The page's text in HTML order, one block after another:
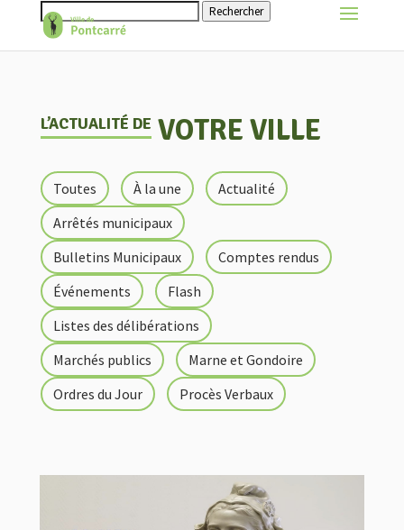
Rechercher
L’ACTUALITÉ DEVOTRE VILLE
Toutes À la une
Actualité
Arrêtés municipaux
Bulletins Municipaux
Comptes rendus
Événements
Flash
Listes des délibérations
Marchés publics
Marne et Gondoire
Ordres du Jour
Procès Verbaux